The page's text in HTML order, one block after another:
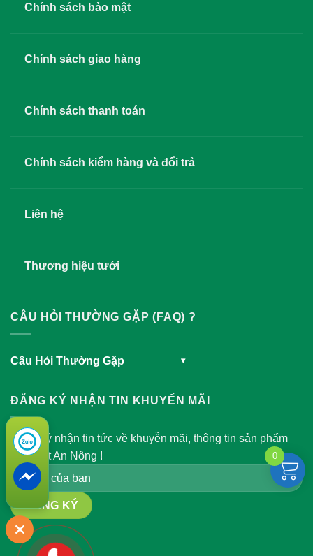
Chính sách bảo mật
Chính sách giao hàng
Chính sách thanh toán
Chính sách kiểm hàng và đổi trả
Liên hệ
Thương hiệu tưới
CÂU HỎI THƯỜNG GẶP (FAQ) ?
Câu Hỏi Thường Gặp ▾
ĐĂNG KÝ NHẬN TIN KHUYẾN MÃI
Đăng ký nhận tin tức về khuyễn mãi, thông tin sản phẩm
của Việt An Nông !
0